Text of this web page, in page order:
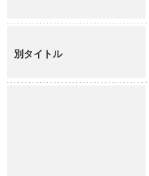
別タイトル